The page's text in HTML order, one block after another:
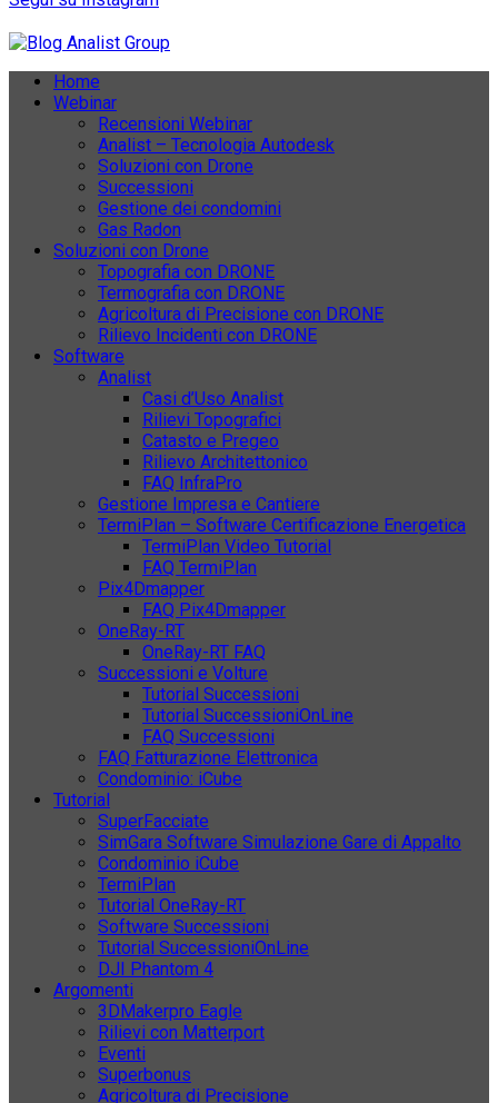
Home
Webinar
Recensioni Webinar
Analist – Tecnologia Autodesk
Soluzioni con Drone
Successioni
Gestione dei condomini
Gas Radon
Soluzioni con Drone
Topografia con DRONE
Termografia con DRONE
Agricoltura di Precisione con DRONE
Rilievo Incidenti con DRONE
Software
Analist
Casi d’Uso Analist
Rilievi Topografici
Catasto e Pregeo
Rilievo Architettonico
FAQ InfraPro
Gestione Impresa e Cantiere
TermiPlan – Software Certificazione Energetica
TermiPlan Video Tutorial
FAQ TermiPlan
Pix4Dmapper
FAQ Pix4Dmapper
OneRay-RT
OneRay-RT FAQ
Successioni e Volture
Tutorial Successioni
Tutorial SuccessioniOnLine
FAQ Successioni
FAQ Fatturazione Elettronica
Condominio: iCube
Tutorial
SuperFacciate
SimGara Software Simulazione Gare di Appalto
Condominio iCube
TermiPlan
Tutorial OneRay-RT
Software Successioni
Tutorial SuccessioniOnLine
DJI Phantom 4
Argomenti
3DMakerpro Eagle
Rilievi con Matterport
Eventi
Superbonus
Agricoltura di Precisione